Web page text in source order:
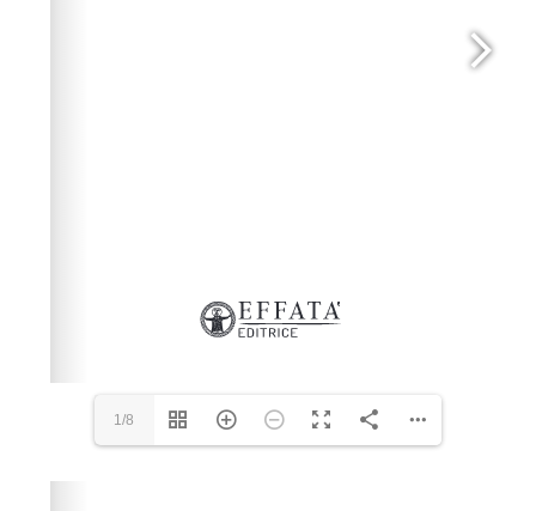
1/8